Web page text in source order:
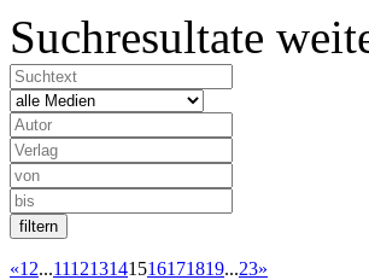
Suchresultate
«1 2...111213141516171819...23»